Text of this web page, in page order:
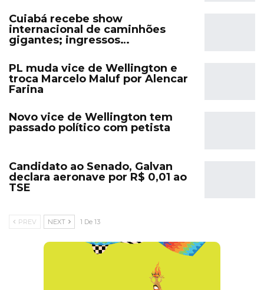
Cuiabá recebe show
internacional de caminhões
gigantes; ingressos…
PL muda vice de Wellington e
troca Marcelo Maluf por Alencar
Farina
Novo vice de Wellington tem
passado político com petista
Candidato ao Senado, Galvan
declara aeronave por R$ 0,01 ao
TSE
PREV NEXT 1 De 13